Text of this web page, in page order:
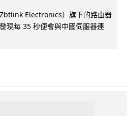
Electronics）旗下的路由器
現每 35 秒便會與中國伺服器連